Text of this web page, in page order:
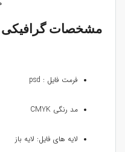
مشخصات گرافیکی
فرمت فایل : psd
مد رنگی CMYK
لایه های فایل: لایه باز